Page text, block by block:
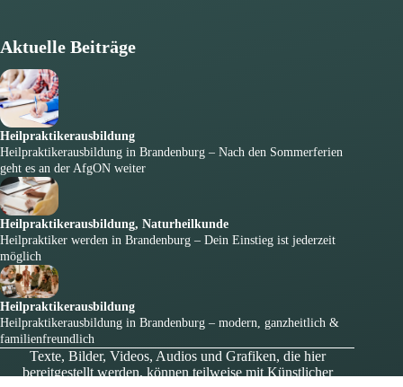
Aktuelle Beiträge
Heilpraktikerausbildung
Heilpraktikerausbildung in Brandenburg – Nach den Sommerferien
geht es an der AfgON weiter
Heilpraktikerausbildung, Naturheilkunde
Heilpraktiker werden in Brandenburg – Dein Einstieg ist jederzeit
möglich
Heilpraktikerausbildung
Heilpraktikerausbildung in Brandenburg – modern, ganzheitlich &
familienfreundlich
Texte, Bilder, Videos, Audios und Grafiken, die hier
bereitgestellt werden, können teilweise mit Künstlicher